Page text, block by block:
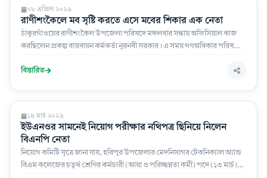
সারা দেশ
০৮ এপ্রিল ২০২৬
রাণীশংকৈলে মব সৃষ্টি করতে এসে মবের শিকার এক নেতা
ঠাকুরগাঁওয়ের রাণীশংকৈল উপজেলা পরিষদে মঙ্গলবার সন্ধায় অফিসিয়াল কাজ
করছিলেন প্রকল্প বাস্তবায়ন কর্মকর্তা নুরনবী সরকার। এ সময় গণঅধিকার পরিষদের
বিস্তারিত
সারা দেশ
১৪ মার্চ ২০২৬
ইউএনওর সামনেই নিয়োগ পরীক্ষার নথিপত্র ছিনিয়ে নিলেন
বিএনপি নেতা
নিয়োগ কমিটি সূত্রে জানা যায়, হরিপুর উপজেলার মেদনিসাগর টেকনিক্যাল অ্যান্ড
বিএম কলেজের চতুর্থ শ্রেণির কর্মচারী (আয়া ও পরিচ্ছন্নতা কর্মী) পদে (১৩ মার্চ)